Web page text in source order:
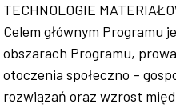
TECHNOLOGIE
Celem głównym Programu
obszarach Programu,
otoczenia społeczno –
rozwiązań oraz wzrost